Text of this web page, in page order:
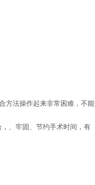
方法操作起来非常困难，不能
、牢固、节约手术时间，有